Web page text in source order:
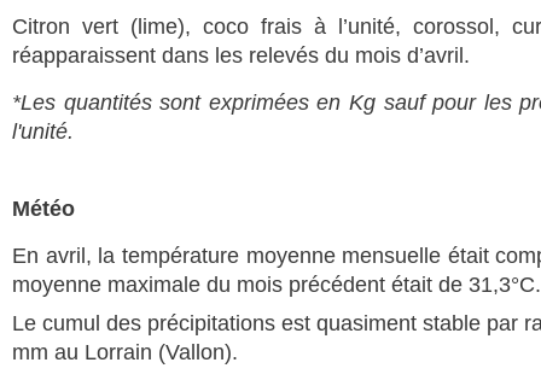
Citron vert (lime), coco frais à l’unité, corossol,
réapparaissent dans les relevés du mois d’avril.
*Les quantités sont exprimées en Kg sauf pour les
l'unité.
Météo
En avril, la température moyenne mensuelle était
moyenne maximale du mois précédent était de 31,3°C.
Le cumul des précipitations est quasiment stable par
mm au Lorrain (Vallon).